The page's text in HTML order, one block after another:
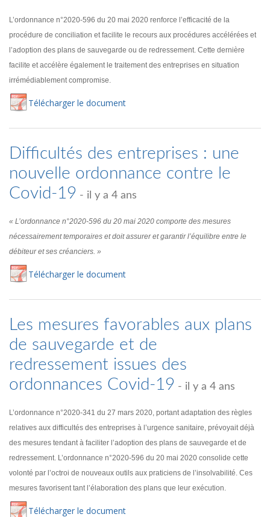
L’ordonnance n°2020-596 du 20 mai 2020 renforce l’efficacité de la
procédure de conciliation et facilite le recours aux procédures accélérées et
l’adoption des plans de sauvegarde ou de redressement. Cette dernière
facilite et accélère également le traitement des entreprises en situation
irrémédiablement compromise.
Télécharger le document
Difficultés des entreprises : une
nouvelle ordonnance contre le
Covid-19 - il y a 4 ans
« L’ordonnance n°2020-596 du 20 mai 2020 comporte des mesures
nécessairement temporaires et doit assurer et garantir l’équilibre entre le
débiteur et ses créanciers. »
Télécharger le document
Les mesures favorables aux plans
de sauvegarde et de
redressement issues des
ordonnances Covid-19 - il y a 4 ans
L’ordonnance n°2020-341 du 27 mars 2020, portant adaptation des règles
relatives aux difficultés des entreprises à l’urgence sanitaire, prévoyait déjà
des mesures tendant à faciliter l’adoption des plans de sauvegarde et de
redressement. L’ordonnance n°2020-596 du 20 mai 2020 consolide cette
volonté par l’octroi de nouveaux outils aux praticiens de l’insolvabilité. Ces
mesures favorisent tant l’élaboration des plans que leur exécution.
Télécharger le document